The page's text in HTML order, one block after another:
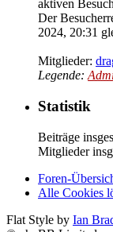
aktiven
Der
2024, 20:31
Mitglieder:
Legende:
Statistik
Beiträge
Mitglieder
Foren-
Alle Cookies
Flat Style by Ian